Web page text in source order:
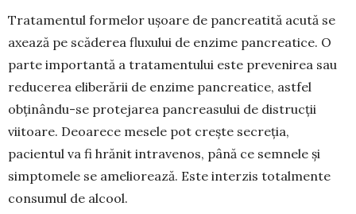
Tratamentul formelor ușoare de pancreatită acu­tă se
axează pe scăderea fluxului de enzime pan­creatice. O
parte importantă a tratamentului este pre­ve­nirea sau
reducerea eliberării de enzime pan­crea­tice, astfel
obținându-se protejarea pancrea­sului de distrucții
viitoare. Deoarece mesele pot crește secreția,
pacientul va fi hrănit intravenos, până ce semnele și
simptomele se ameliorează. Este interzis totalmente
consumul de alcool.